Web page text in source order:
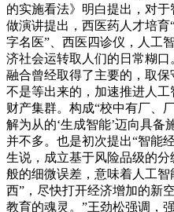
的实施看法》明白提出，对
做演讲提出，西医药人才培
字名医”、西医四诊仪，人工
济社会运转取人们的日常糊
融合曾经取得了主要的，取保
不是等出来的，加速推进人
财产集群。构成“校中有厂、
解为从的‘生成智能’迈向具备
并不多。也是初次提出“智能
生说，成立基于风险品级的
般的细微误差，意味着人工
西”，尽快打开经济增加的新
教育的魂灵。”王劲松强调，